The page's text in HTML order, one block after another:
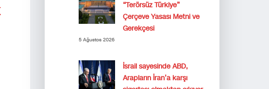
“Terörsüz Türkiye”
Çerçeve Yasası Metni ve
Gerekçesi
5 Ağustos 2026
İsrail sayesinde ABD,
Arapların İran’a karşı